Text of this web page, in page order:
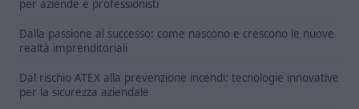
per aziende e professionisti
Dalla passione al successo: come nascono e crescono le nuove
realtà imprenditoriali
Dal rischio ATEX alla prevenzione incendi: tecnologie innovative
per la sicurezza aziendale